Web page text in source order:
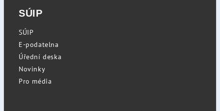
SÚIP
SÚIP
E-podatelna
Úřední deska
Novinky
Pro média